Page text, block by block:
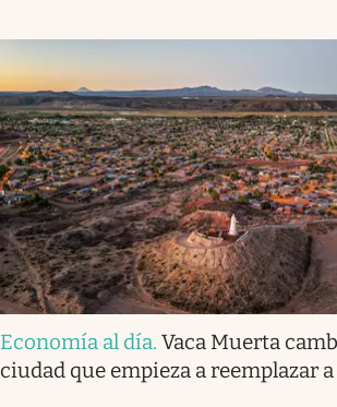
Economía al día. Vaca Muerta
ciudad que empieza a reemplazar